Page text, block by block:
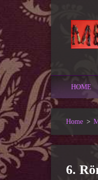
HOME
Home >
6.